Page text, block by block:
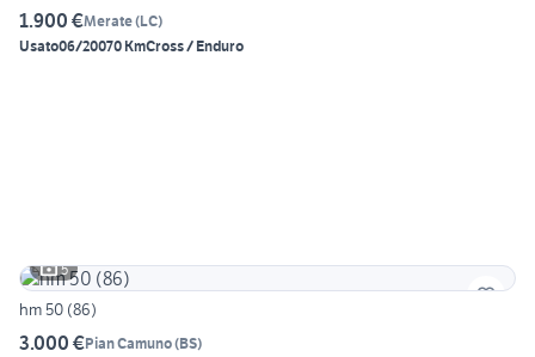
1.900 €Merate(LC)
Usato06/20070 KmCross / Enduro
5
hm 50 (86)
3.000 €Pian Camuno(BS)